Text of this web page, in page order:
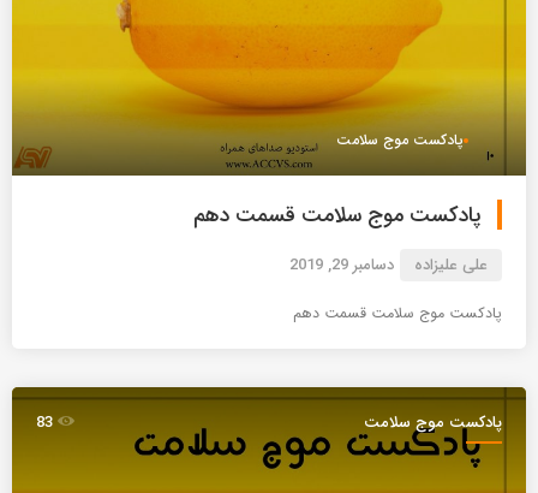
پادکست موج سلامت
پادکست موج سلامت قسمت دهم
علی علیزاده دسامبر 29, 2019
پادکست موج سلامت قسمت دهم
پادکست موج سلامت